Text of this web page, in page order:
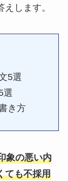
します。
5選
選
き方
象の悪い内
ても不採用